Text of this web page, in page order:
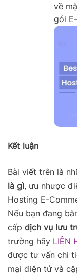
về
gói
Kết luận
Bài viết trên là
là gì, ưu nhược
Hosting E-
Nếu bạn đang
cấp dịch vụ lưu
trường hãy LIÊN
được tư vấn chi
mại điện tử và